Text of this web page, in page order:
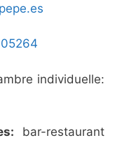
individuelle:
bar-restaurant